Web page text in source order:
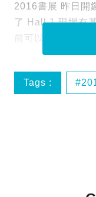
2016書展 昨日開
了 Hall 1 現場有
前可以先用眼睛
Tags :